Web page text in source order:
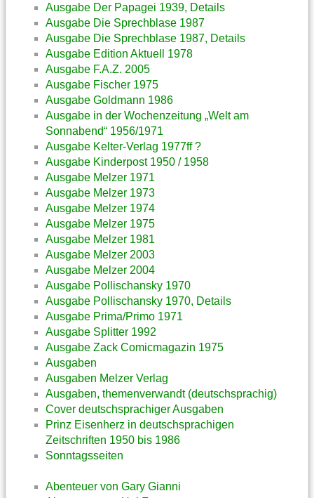
Ausgabe Der Papagei 1939, Details
Ausgabe Die Sprechblase 1987
Ausgabe Die Sprechblase 1987, Details
Ausgabe Edition Aktuell 1978
Ausgabe F.A.Z. 2005
Ausgabe Fischer 1975
Ausgabe Goldmann 1986
Ausgabe in der Wochenzeitung „Welt am
Sonnabend“ 1956/1971
Ausgabe Kelter-Verlag 1977ff ?
Ausgabe Kinderpost 1950 / 1958
Ausgabe Melzer 1971
Ausgabe Melzer 1973
Ausgabe Melzer 1974
Ausgabe Melzer 1975
Ausgabe Melzer 1981
Ausgabe Melzer 2003
Ausgabe Melzer 2004
Ausgabe Pollischansky 1970
Ausgabe Pollischansky 1970, Details
Ausgabe Prima/Primo 1971
Ausgabe Splitter 1992
Ausgabe Zack Comicmagazin 1975
Ausgaben
Ausgaben Melzer Verlag
Ausgaben, themenverwandt (deutschsprachig)
Cover deutschsprachiger Ausgaben
Prinz Eisenherz in deutschsprachigen
Zeitschriften 1950 bis 1986
Sonntagsseiten
Abenteuer von Gary Gianni